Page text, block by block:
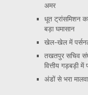
अमर
धूत ट्रांसमिशन
बड़ा घमासान
खेल-खेल में
तखतपुर सचिव
वित्तीय गड़बड़ी
अंडों से भरा